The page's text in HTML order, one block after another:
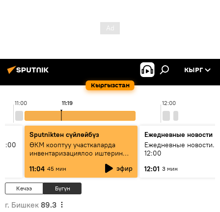
Кыргызстан
КЫРГ
11:00 12:00
11:19
Sputnikteн сүйлөйбүз
ӨКМ кооптуу участкаларда
инвентаризациялоо иштерин
жүргүзүүдө — иш кайсы этапта?
11:04 45 мин эфир
Ежедневные новости
Ежедневные новости.
12:00
12:01 3 мин
Кечээ Бүгүн
г. Бишкек 89.3